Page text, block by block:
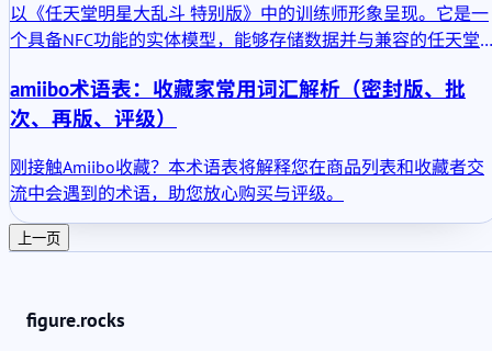
以《任天堂明星大乱斗 特别版》中的训练师形象呈现。它是一
个具备NFC功能的实体模型，能够存储数据并与兼容的任天堂
单纯的装饰品，但也算不上复杂设备。它完美实现了amiibo系
统设计的初衷。
amiibo术语表：收藏家常用词汇解析（密封版、批
次、再版、评级）
刚接触Amiibo收藏？本术语表将解释您在商品列表和收藏者交
流中会遇到的术语，助您放心购买与评级。
上一页
figure.rocks